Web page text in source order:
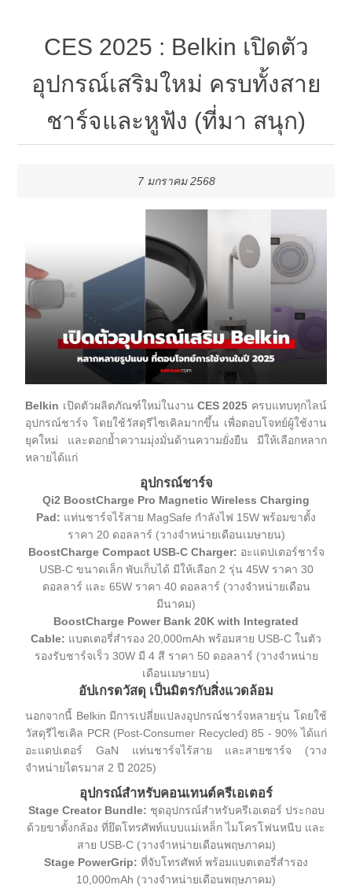
CES 2025 : Belkin เปิดตัว
อุปกรณ์เสริมใหม่ ครบทั้งสาย
ชาร์จและหูฟัง (ที่มา สนุก)
7 มกราคม 2568
Belkin เปิดตัวผลิตภัณฑ์ใหม่ในงาน CES 2025 ครบแทบทุกไลน์
อุปกรณ์ชาร์จ โดยใช้วัสดุรีไซเคิลมากขึ้น เพื่อตอบโจทย์ผู้ใช้งาน
ยุคใหม่ และตอกย้ำความมุ่งมั่นด้านความยั่งยืน มีให้เลือกหลาก
หลายได้แก่
อุปกรณ์ชาร์จ
Qi2 BoostCharge Pro Magnetic Wireless Charging
Pad: แท่นชาร์จไร้สาย MagSafe กำลังไฟ 15W พร้อมขาตั้ง
ราคา 20 ดอลลาร์ (วางจำหน่ายเดือนเมษายน)
BoostCharge Compact USB-C Charger: อะแดปเตอร์ชาร์จ
USB-C ขนาดเล็ก พับเก็บได้ มีให้เลือก 2 รุ่น 45W ราคา 30
ดอลลาร์ และ 65W ราคา 40 ดอลลาร์ (วางจำหน่ายเดือน
มีนาคม)
BoostCharge Power Bank 20K with Integrated
Cable: แบตเตอรี่สำรอง 20,000mAh พร้อมสาย USB-C ในตัว
รองรับชาร์จเร็ว 30W มี 4 สี ราคา 50 ดอลลาร์ (วางจำหน่าย
เดือนเมษายน)
อัปเกรดวัสดุ เป็นมิตรกับสิ่งแวดล้อม
นอกจากนี้ Belkin มีการเปลี่ยแปลงอุปกรณ์ชาร์จหลายรุ่น โดยใช้
วัสดุรีไซเคิล PCR (Post-Consumer Recycled) 85 - 90% ได้แก่
อะแดปเตอร์ GaN แท่นชาร์จไร้สาย และสายชาร์จ (วาง
จำหน่ายไตรมาส 2 ปี 2025)
อุปกรณ์สำหรับคอนเทนต์ครีเอเตอร์
Stage Creator Bundle: ชุดอุปกรณ์สำหรับครีเอเตอร์ ประกอบ
ด้วยขาตั้งกล้อง ที่ยึดโทรศัพท์แบบแม่เหล็ก ไมโครโฟนหนีบ และ
สาย USB-C (วางจำหน่ายเดือนพฤษภาคม)
Stage PowerGrip: ที่จับโทรศัพท์ พร้อมแบตเตอรี่สำรอง
10,000mAh (วางจำหน่ายเดือนพฤษภาคม)